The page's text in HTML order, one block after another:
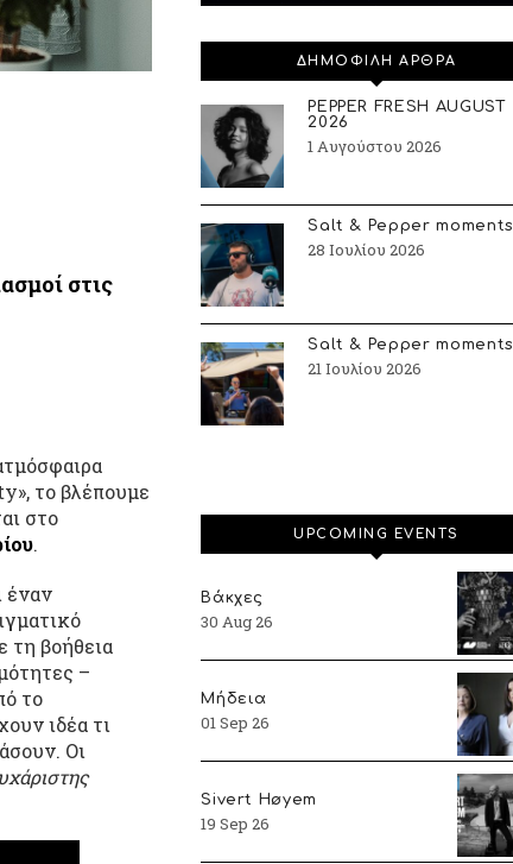
στις
το βλέπουμε
στο
.
έναν
τη βοήθεια
–
το
ιδέα τι
Οι
ΔΗΜΟΦΙΛΗ ΑΡΘΡΑ
PEPPER FRESH AUGUST
2026
1 Αυγούστου 2026
Salt & Pepper moments
28 Ιουλίου 2026
Salt & Pepper moments
21 Ιουλίου 2026
UPCOMING EVENTS
Βάκχες
30 Aug 26
Μήδεια
01 Sep 26
Sivert Høyem
19 Sep 26